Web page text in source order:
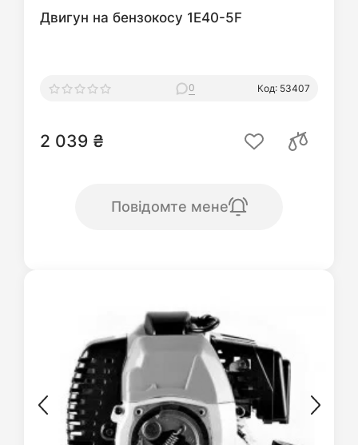
Двигун на бензокосу 1E40-5F
0 Код: 53407
2 039 ₴
Повідомте мене